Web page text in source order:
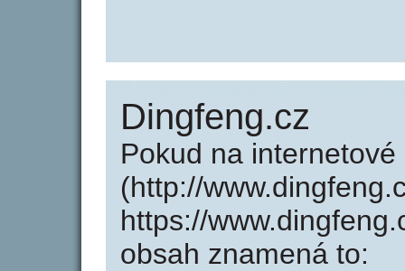
Dingfeng.cz
Pokud na
(http://
https://
obsah znamená to: